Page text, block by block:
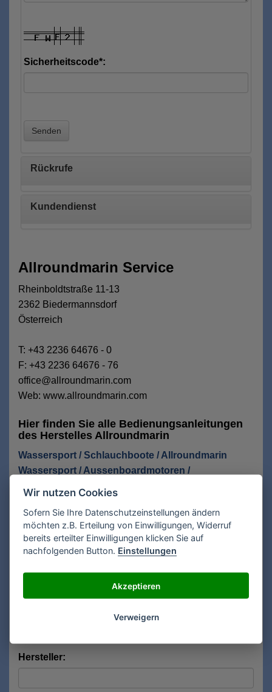
Sicherheitscode*:
Senden
Rückrufe
Kundendienst
Allroundmarin Service
Rheinboldtstraße 11-13
2362 Biedermannsdorf
Österreich
T: +43 2236 64676 - 0
F: +43 2236 64676 - 76
office@allroundmarin.com
Web: www.allroundmarin.com
Hier finden Sie alle Bedienungsanleitungen
des Herstelles Allroundmarin
Wassersport / Schlauchboote / Allroundmarin
Wassersport / Aussenboardmotoren /
Wassersport / Angeln / Allroundmarin
Anfrage Recherche Bedienungsanleitungen
Bedienungsanleitung füllen Sie das Formular aus.
Hersteller:
Wir nutzen Cookies
Sofern Sie Ihre Datenschutzeinstellungen ändern
möchten z.B. Erteilung von Einwilligungen, Widerruf
bereits erteilter Einwilligungen klicken Sie auf
nachfolgenden Button. Einstellungen
Akzeptieren
Verweigern